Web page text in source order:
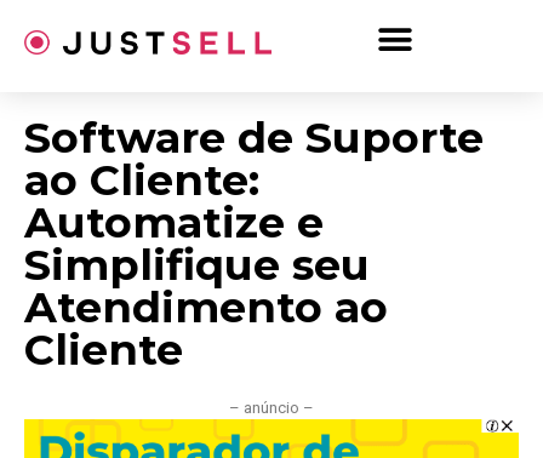
para
Software de Suporte
ao Cliente:
Automatize e
Simplifique seu
Atendimento ao
Cliente
– anúncio –